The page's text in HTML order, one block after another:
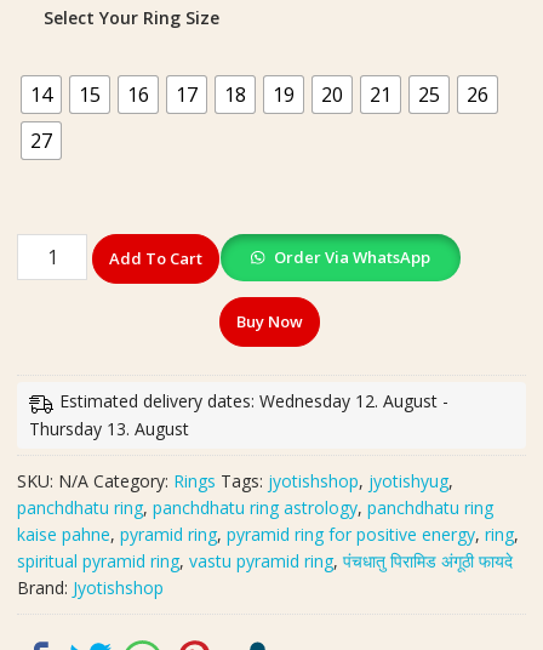
Select Your Ring Size
14 15 16 17 18 19 20 21 25
26
27
High
पिरामिड
रिंग)
quantity
Add To Cart Order Via WhatsApp
Buy Now
Estimated delivery dates: Wednesday 12. August -
Thursday 13. August
SKU: N/A Category: Rings Tags: jyotishshop, jyotishyug,
panchdhatu ring, panchdhatu ring astrology, panchdhatu ring
kaise pahne, pyramid ring, pyramid ring for positive energy, ring,
spiritual pyramid ring, vastu pyramid ring, पंचधातु पिरामिड अंगूठी फायदे
Brand: Jyotishshop